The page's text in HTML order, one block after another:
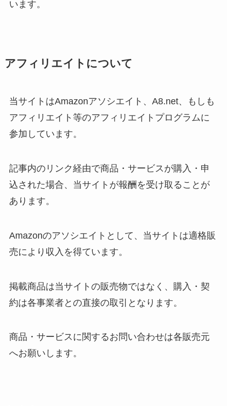
います。
アフィリエイトについて
当サイトはAmazonアソシエイト、A8.net、もしも
アフィリエイト等のアフィリエイトプログラムに
参加しています。
記事内のリンク経由で商品・サービスが購入・申
込された場合、当サイトが報酬を受け取ることが
あります。
Amazonのアソシエイトとして、当サイトは適格販
売により収入を得ています。
掲載商品は当サイトの販売物ではなく、購入・契
約は各事業者との直接の取引となります。
商品・サービスに関するお問い合わせは各販売元
へお願いします。